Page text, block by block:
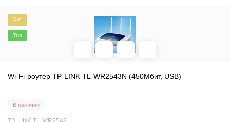
Хит
Топ
Wi-Fi-роутер TP-LINK TL-WR2543N (450Мбит, USB)
В наличии